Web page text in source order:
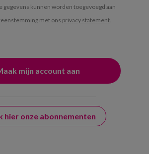
gegevens kunnen worden toegevoegd aan
met ons privacy statement.
hier onze abonnementen